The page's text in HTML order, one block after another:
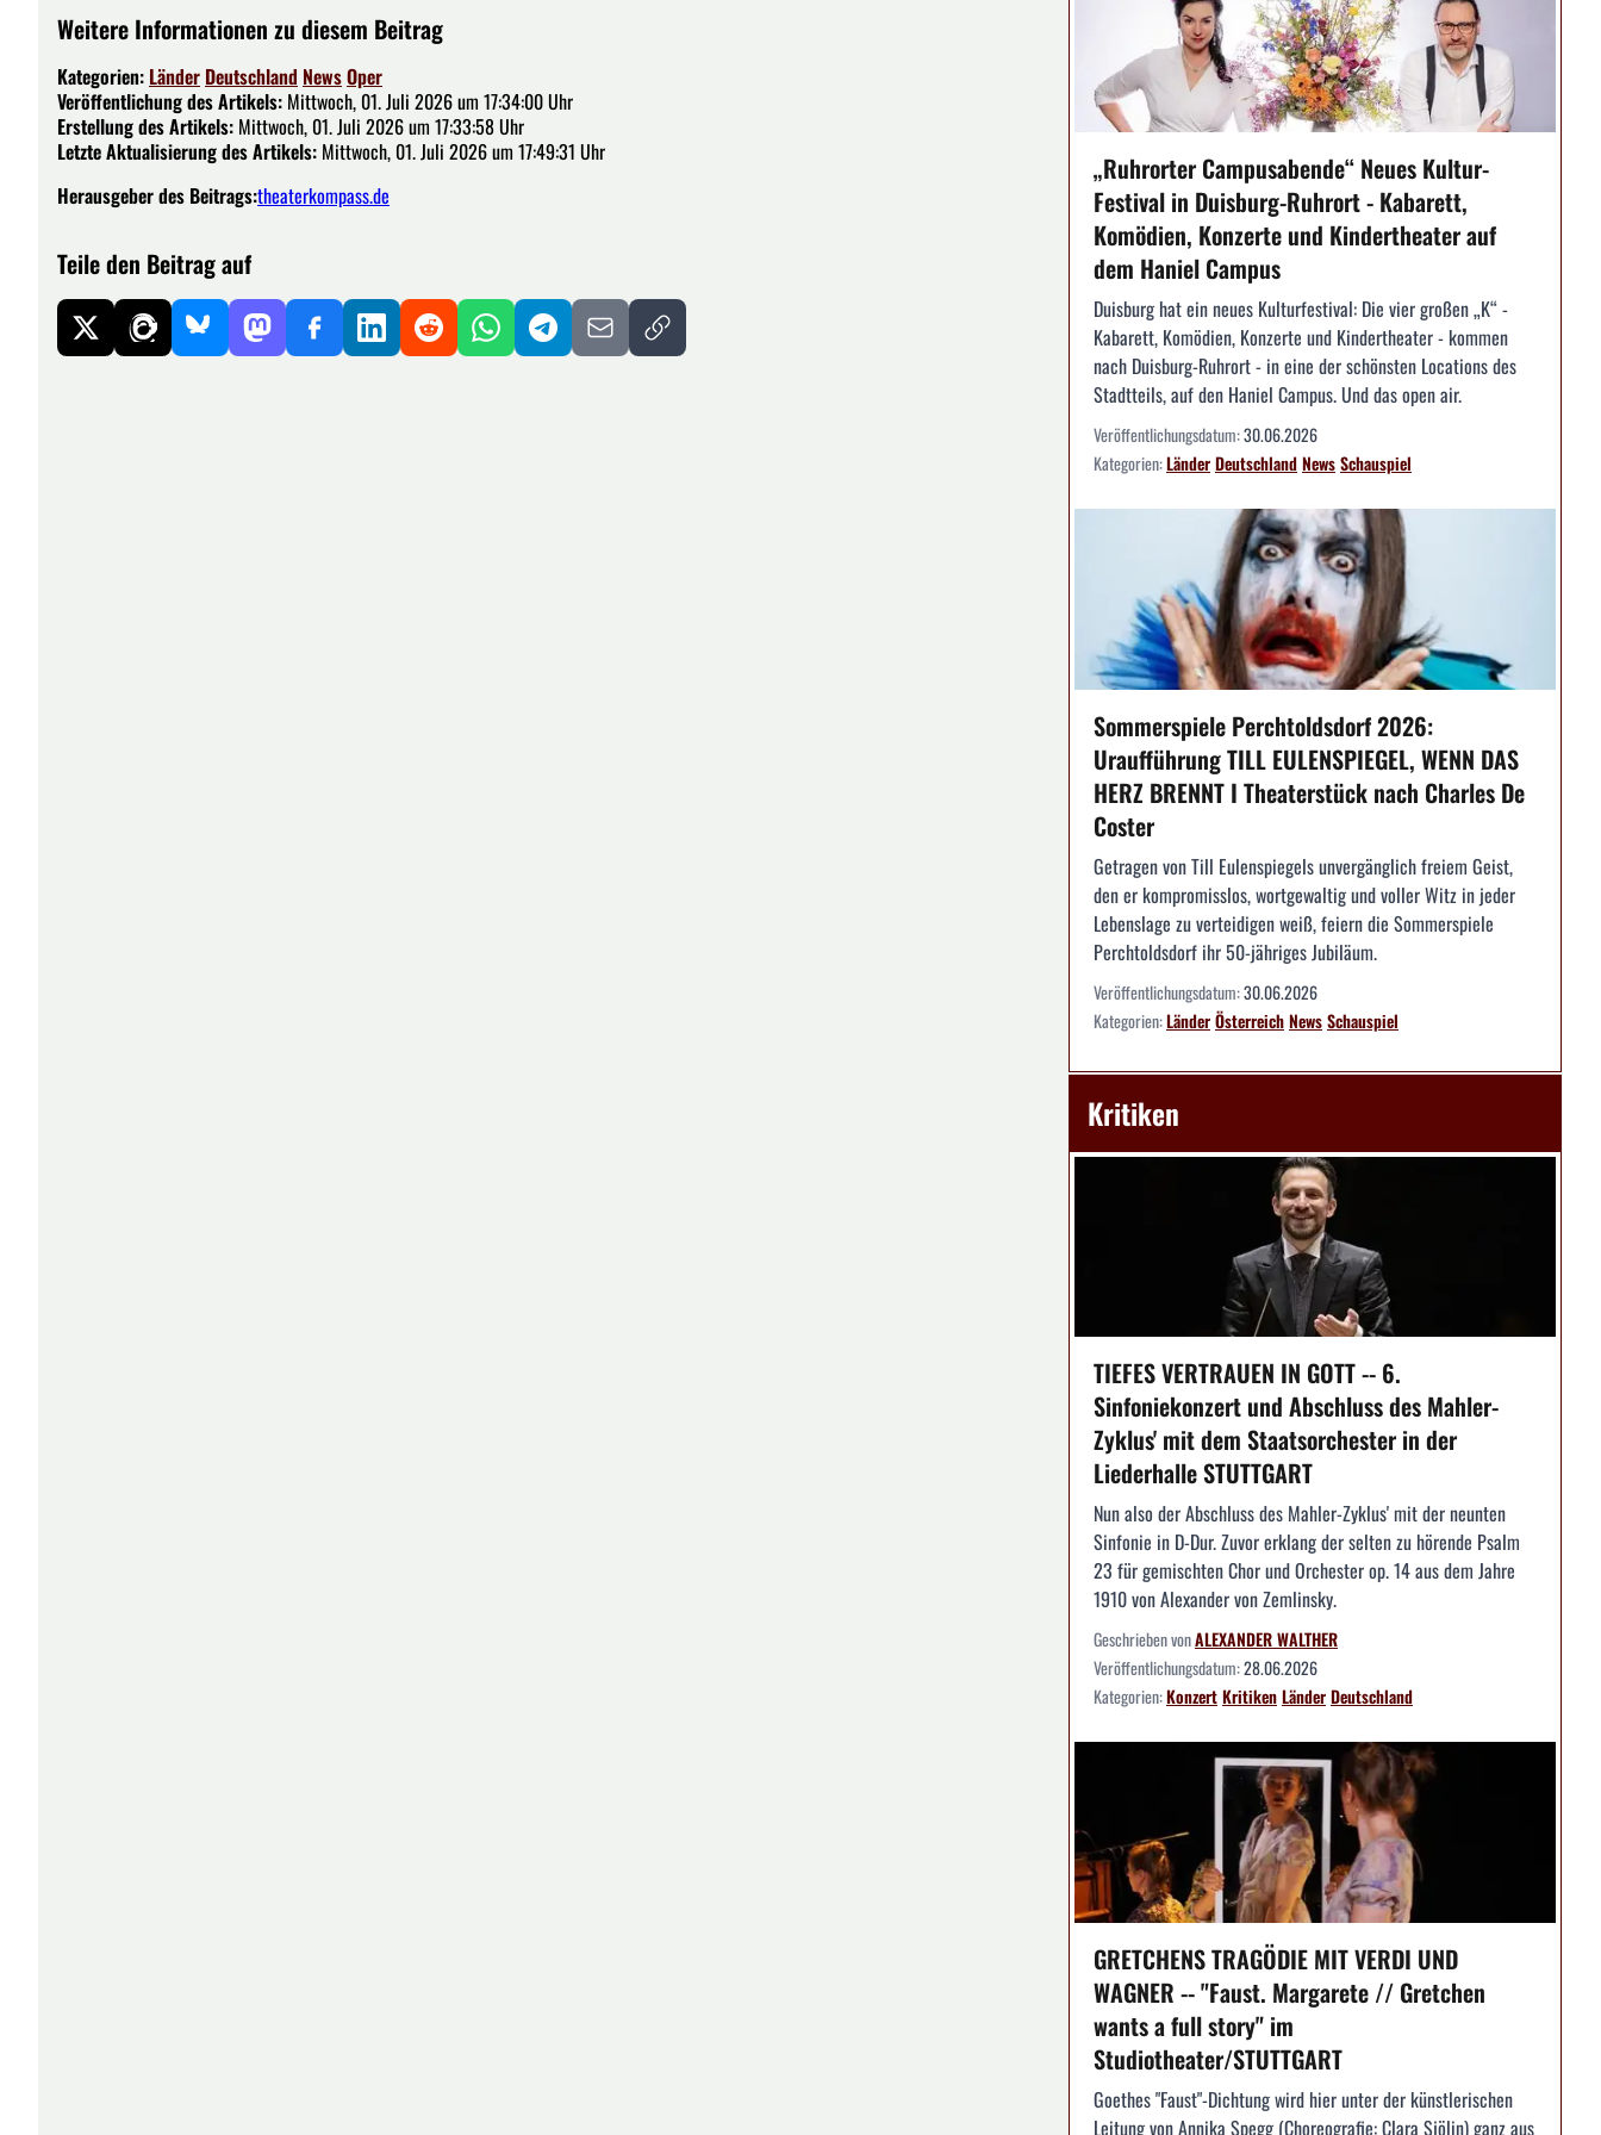
Weitere Informationen zu diesem Beitrag
Kategorien: Länder Deutschland NewsOper
Veröffentlichung des Artikels: Mittwoch, 01. Juli 2026 um 17:34:00 Uhr
Erstellung des Artikels: Mittwoch, 01. Juli 2026 um 17:33:58 Uhr
Letzte Aktualisierung des Artikels: Mittwoch, 01. Juli 2026 um 17:49:31 Uhr
Herausgeber des Beitrags:theaterkompass.de
Teile den Beitrag auf
„Ruhrorter Campusabende“ Neues Kultur-
Festival in Duisburg-Ruhrort - Kabarett,
Komödien, Konzerte und Kindertheater auf
dem Haniel Campus
Duisburg hat ein neues Kulturfestival: Die vier großen „K“ -
Kabarett, Komödien, Konzerte und Kindertheater - kommen
nach Duisburg-Ruhrort - in eine der schönsten Locations des
Stadtteils, auf den Haniel Campus. Und das open air.
Veröffentlichungsdatum:30.06.2026
Kategorien:LänderDeutschlandNewsSchauspiel
Sommerspiele Perchtoldsdorf 2026:
Uraufführung TILL EULENSPIEGEL, WENN DAS
HERZ BRENNT I Theaterstück nach Charles De
Coster
Getragen von Till Eulenspiegels unvergänglich freiem Geist,
den er kompromisslos, wortgewaltig und voller Witz in jeder
Lebenslage zu verteidigen weiß, feiern die Sommerspiele
Perchtoldsdorf ihr 50-jähriges Jubiläum.
Veröffentlichungsdatum:30.06.2026
Kategorien:LänderÖsterreichNewsSchauspiel
Kritiken
TIEFES VERTRAUEN IN GOTT -- 6.
Sinfoniekonzert und Abschluss des Mahler-
Zyklus' mit dem Staatsorchester in der
Liederhalle STUTTGART
Nun also der Abschluss des Mahler-Zyklus' mit der neunten
Sinfonie in D-Dur. Zuvor erklang der selten zu hörende Psalm
23 für gemischten Chor und Orchester op. 14 aus dem Jahre
1910 von Alexander von Zemlinsky.
Geschrieben vonALEXANDER WALTHER
Veröffentlichungsdatum:28.06.2026
Kategorien:KonzertKritikenLänderDeutschland
GRETCHENS TRAGÖDIE MIT VERDI UND
WAGNER -- "Faust. Margarete // Gretchen
wants a full story" im
Studiotheater/STUTTGART
Goethes "Faust"-Dichtung wird hier unter der künstlerischen
Leitung von Annika Spegg (Choreografie: Clara Sjölin) ganz aus